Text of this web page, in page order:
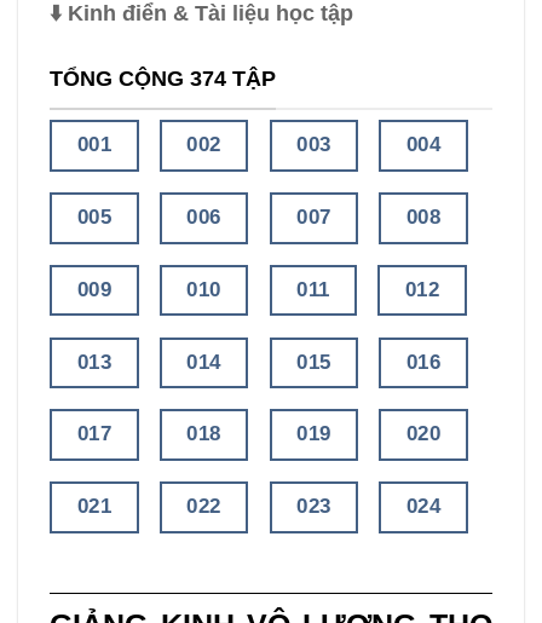
⬇️ Kinh điển & Tài liệu học tập
TỔNG CỘNG 374 TẬP
001 002 003 004
005 006 007 008
009 010 011 012
013 014 015 016
017 018 019 020
021 022 023 024